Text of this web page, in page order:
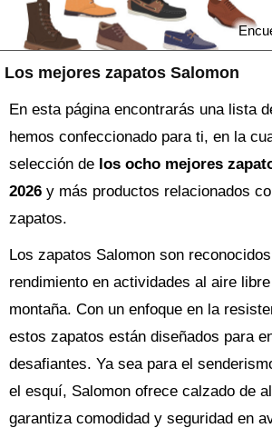
Los mejores zapatos Salomon
En esta página encontrarás una lista
hemos confeccionado para ti, en la
selección de los ocho mejores
2026 y más productos relacionados
zapatos.
Los zapatos Salomon son
rendimiento en actividades al aire
montaña. Con un enfoque en la
estos zapatos están diseñados para
desafiantes. Ya sea para el
el esquí, Salomon ofrece calzado de
garantiza comodidad y seguridad en